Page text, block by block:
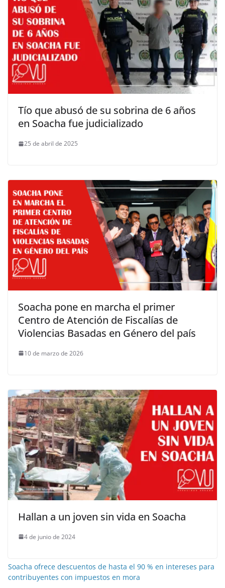
Tío que abusó de su sobrina de 6 años
en Soacha fue judicializado
25 de abril de 2025
Soacha pone en marcha el primer
Centro de Atención de Fiscalías de
Violencias Basadas en Género del país
10 de marzo de 2026
Hallan a un joven sin vida en Soacha
4 de junio de 2024
Soacha ofrece descuentos de hasta el 90 % en intereses para
contribuyentes con impuestos en mora